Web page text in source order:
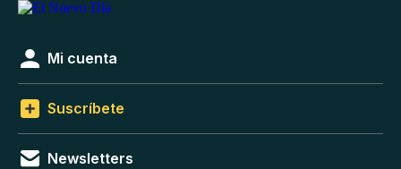
Mi cuenta
Suscríbete
Newsletters